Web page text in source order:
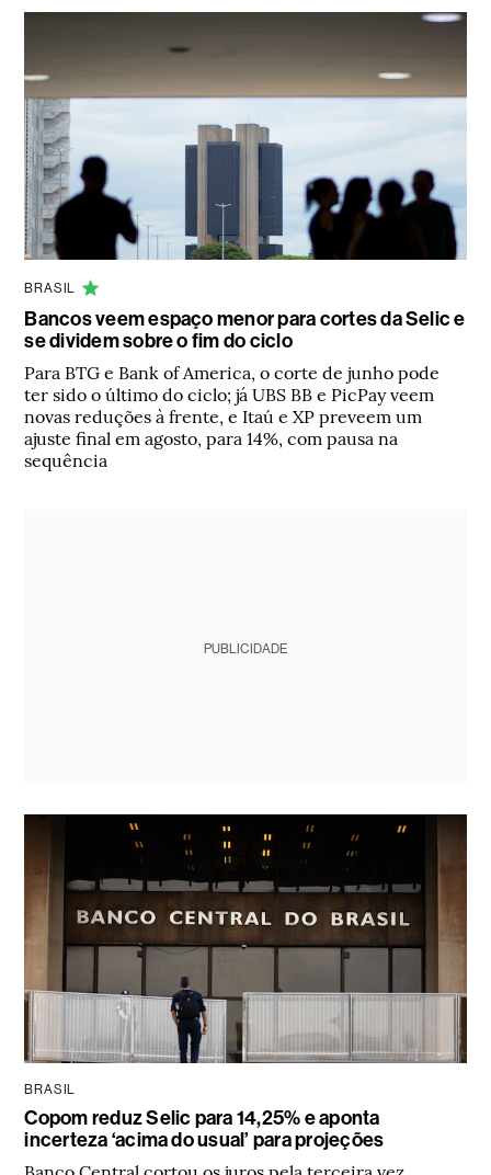
BRASIL
Bancos veem espaço menor para cortes da Selic e
se dividem sobre o fim do ciclo
Para BTG e Bank of America, o corte de junho pode
ter sido o último do ciclo; já UBS BB e PicPay veem
novas reduções à frente, e Itaú e XP preveem um
ajuste final em agosto, para 14%, com pausa na
sequência
PUBLICIDADE
BRASIL
Copom reduz Selic para 14,25% e aponta
incerteza ‘acima do usual’ para projeções
Banco Central cortou os juros pela terceira vez